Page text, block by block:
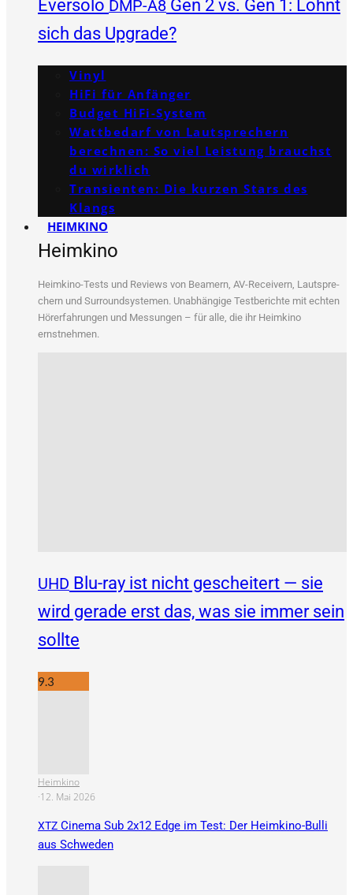
Eversolo DMP-A8 Gen 2 vs. Gen 1: Lohnt
sich das Upgrade?
Vinyl
HiFi für Anfänger
Budget HiFi-System
Wattbedarf von Lautsprechern
berechnen: So viel Leistung brauchst
du wirklich
Transienten: Die kurzen Stars des
Klangs
HEIMKINO
Heimkino
Heim­ki­no-Tests und Reviews von Bea­mern, AV-Recei­vern, Laut­spre­
chern und Sur­round­sys­te­men. Unab­hän­gi­ge Test­be­rich­te mit ech­ten
Hör­erfah­run­gen und Mes­sun­gen – für alle, die ihr Heim­ki­no
ernstnehmen.
UHD Blu-ray ist nicht gescheitert — sie
wird gerade erst das, was sie immer sein
sollte
9.3
Heimkino
·12. Mai 2026
XTZ Cinema Sub 2x12 Edge im Test: Der Heimkino-Bulli
aus Schweden